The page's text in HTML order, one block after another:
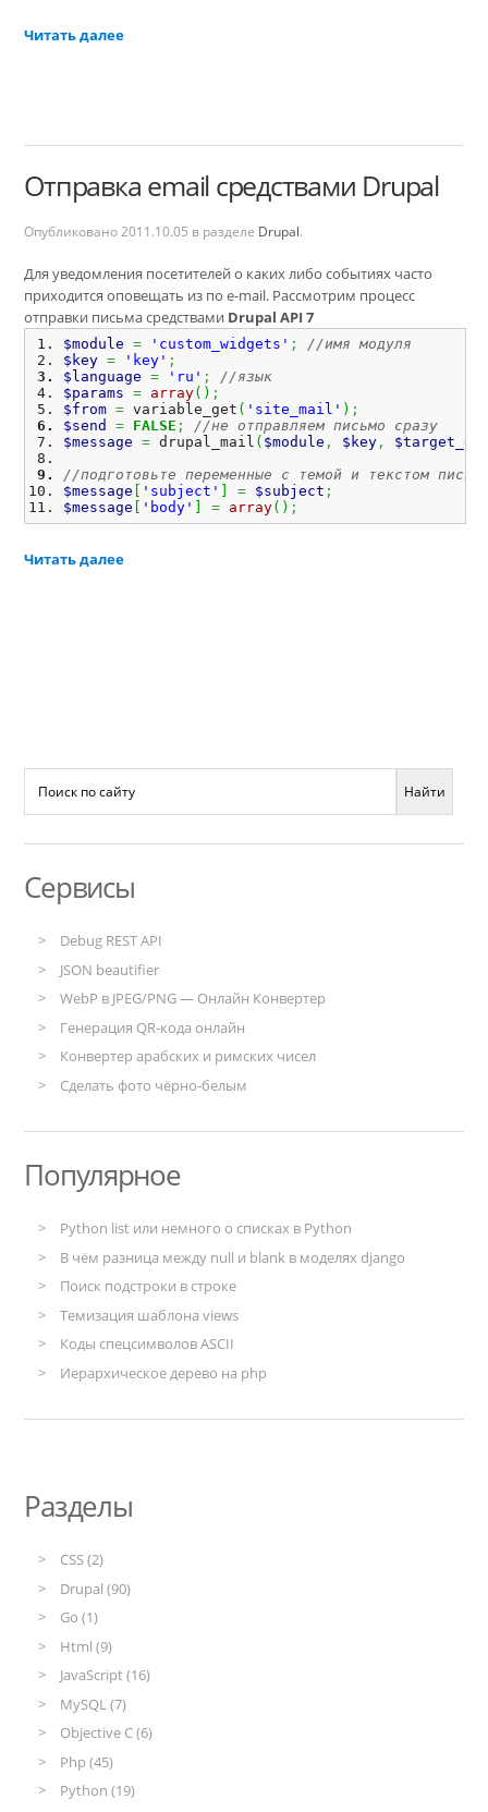
Читать далее
Отправка email средствами Drupal
Опубликовано 2011.10.05 в разделе Drupal.
Для уведомления посетителей о каких либо событиях часто
приходится оповещать из по e-mail. Рассмотрим процесс
отправки письма средствами Drupal API 7
$module = 'custom_widgets' ;
//имя модуля
$key = 'key' ;
$language
= 'ru' ;
//язык
$params
= array( ) ;
$from = variable_get ( 'site_mail' ) ;
$send
= FALSE ;
//не отправляем письмо сразу
$message
= drupal_mail ( $module , $key ,
//подготовьте переменные с темой и текстом
$message
'subject' = $subject ;
$message
'body' = array( ) ;
Читать далее
Сервисы
Debug REST API
JSON beautifier
WebP в JPEG/PNG — Онлайн Конвертер
Генерация QR-кода онлайн
Конвертер арабских и римских чисел
Сделать фото чёрно-белым
Популярное
Python list или немного о списках в Python
В чём разница между null и blank в моделях django
Поиск подстроки в строке
Темизация шаблона views
Коды спецсимволов ASCII
Иерархическое дерево на php
Разделы
CSS (2)
Drupal (90)
Go (1)
Html (9)
JavaScript (16)
MySQL (7)
Objective C (6)
Php (45)
Python (19)